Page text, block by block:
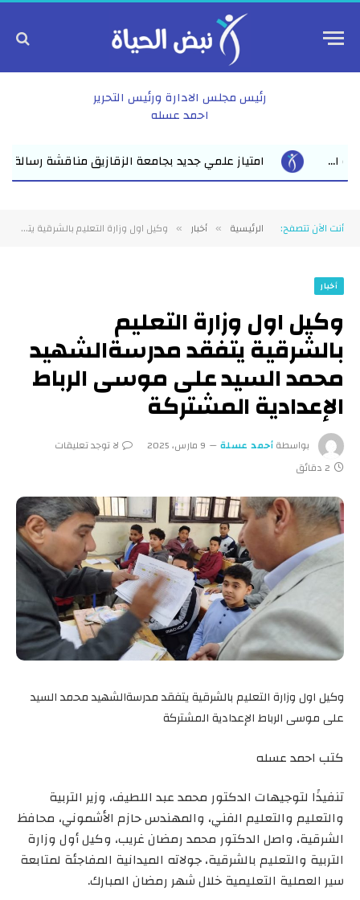
رئيس مجلس الادارة ورئيس التحرير
احمد عسله
مناقشة رسالة ماجستير للباحث عمرو عبد المنعم الأعصر حول
أنت الآن تتصفح: الرئيسية » أخبار » وكيل اول وزارة التعليم بالشرقية يتفقد مدرسةالشهيد محمد السيد على موسى الرباط الإعدادية المشتركة
أخبار
وكيل اول وزارة التعليم
بالشرقية يتفقد مدرسةالشهيد
محمد السيد على موسى الرباط
الإعدادية المشتركة
بواسطةأحمد عسلة 9 مارس، 2025
لا توجد تعليقات
2 دقائق
وكيل اول وزارة التعليم بالشرقية يتفقد مدرسةالشهيد محمد السيد
على موسى الرباط الإعدادية المشتركة
كتب احمد عسله
تنفيذًا لتوجيهات الدكتور محمد عبد اللطيف، وزير التربية
والتعليم والتعليم الفني، والمهندس حازم الأشموني، محافظ
الشرقية، واصل الدكتور محمد رمضان غريب، وكيل أول وزارة
التربية والتعليم بالشرقية، جولاته الميدانية المفاجئة لمتابعة
سير العملية التعليمية خلال شهر رمضان المبارك.